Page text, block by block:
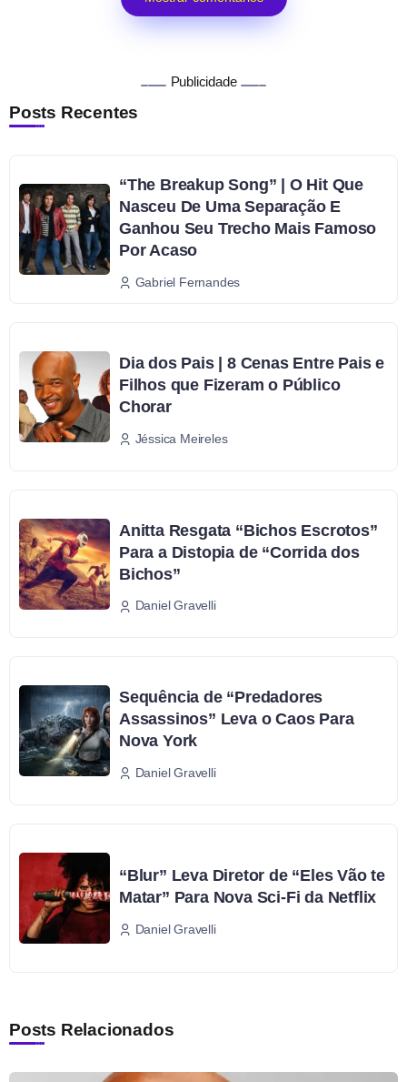
Publicidade
Posts Recentes
“The Breakup Song” | O Hit Que
Nasceu De Uma Separação E
Ganhou Seu Trecho Mais Famoso
Por Acaso
Gabriel Fernandes
Dia dos Pais | 8 Cenas Entre Pais e
Filhos que Fizeram o Público
Chorar
Jéssica Meireles
Anitta Resgata “Bichos Escrotos”
Para a Distopia de “Corrida dos
Bichos”
Daniel Gravelli
Sequência de “Predadores
Assassinos” Leva o Caos Para
Nova York
Daniel Gravelli
“Blur” Leva Diretor de “Eles Vão te
Matar” Para Nova Sci-Fi da Netflix
Daniel Gravelli
Posts Relacionados